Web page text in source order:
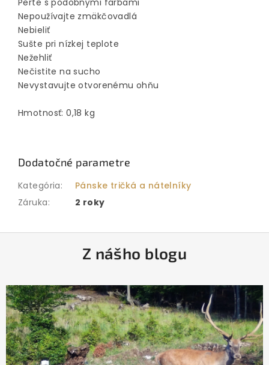
Perte s podobnými farbami
Nepoužívajte zmäkčovadlá
Nebieliť
Sušte pri nízkej teplote
Nežehliť
Nečistite na sucho
Nevystavujte otvorenému ohňu
Hmotnosť: 0,18 kg
Dodatočné parametre
Kategória:
Pánske tričká a nátelníky
Záruka: 2 roky
ä
e
Z nášho blogu